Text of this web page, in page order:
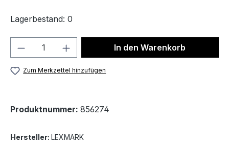
Lagerbestand: 0
Produkt Anzahl: Gib denIn den Warenkorb
Zum Merkzettel hinzufügen
Produktnummer: 856274
Hersteller: LEXMARK